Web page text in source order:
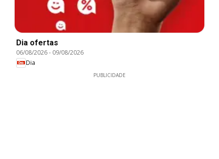
Dia ofertas
06/08/2026- 09/08/2026
Dia
PUBLICIDADE